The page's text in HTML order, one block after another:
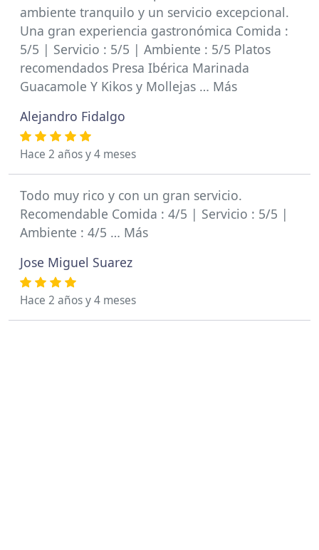
ambiente tranquilo y un servicio excepcional.
Una gran experiencia gastronómica Comida :
5/5 | Servicio : 5/5 | Ambiente : 5/5 Platos
recomendados Presa Ibérica Marinada
Guacamole Y Kikos y Mollejas … Más
Alejandro Fidalgo
Hace 2 años y 4 meses
Todo muy rico y con un gran servicio.
Recomendable Comida : 4/5 | Servicio : 5/5 |
Ambiente : 4/5 … Más
Jose Miguel Suarez
Hace 2 años y 4 meses